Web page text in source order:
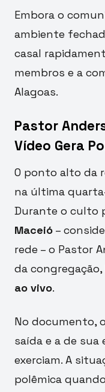
Embora o
ambiente
casal
membros e a
Alagoas.
Pastor
Vídeo Gera
O ponto alto da
na última
Durante o culto
Maceió –
rede – o Pastor
da
ao vivo.
No documento,
saída e a de
exerciam. A
polêmica